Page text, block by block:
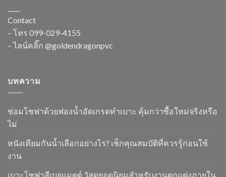
Contact
– โทร 099-029-4155
– ไลน์คลิ๊ก @goldendragonpvc
บทความ
ซ่อมโซฟาด้วยฟองน้ำอัดเกรดทำเบาะ คุ้มกว่าซื้อใหม่จริงหรือ
ไม่
หนังเทียมกันน้ำเลือกอย่างไร? เช็กคุณสมบัติที่ควรรู้ก่อนใช้
งาน
เบาะโซฟาสีเบจแมตต์ วัสดุยอดนิยมสำหรับงานตกแต่งภายใน